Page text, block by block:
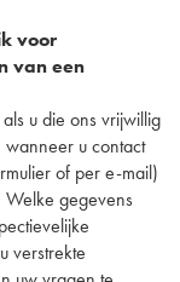
voor
van een
u die ons vrijwillig
u contact
of per e-mail)
gegevens
verstrekte